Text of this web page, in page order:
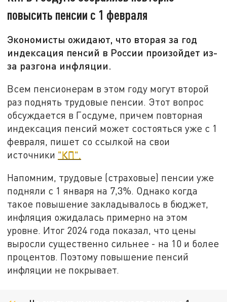
повысить пенсии с 1 февраля
Экономисты ожидают, что вторая за год
индексация пенсий в России произойдет из-
за разгона инфляции.
Всем пенсионерам в этом году могут второй
раз поднять трудовые пенсии. Этот вопрос
обсуждается в Госдуме, причем повторная
индексация пенсий может состояться уже с 1
февраля, пишет со ссылкой на свои
источники "КП".
Напомним, трудовые (страховые) пенсии уже
подняли с 1 января на 7,3%. Однако когда
такое повышение закладывалось в бюджет,
инфляция ожидалась примерно на этом
уровне. Итог 2024 года показал, что цены
выросли существенно сильнее - на 10 и более
процентов. Поэтому повышение пенсий
инфляции не покрывает.